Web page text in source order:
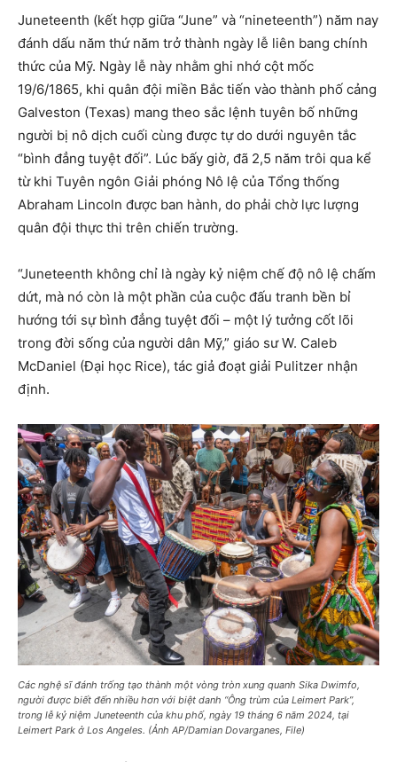
Juneteenth (kết hợp giữa “June” và “nineteenth”) năm nay
đánh dấu năm thứ năm trở thành ngày lễ liên bang chính
thức của Mỹ. Ngày lễ này nhằm ghi nhớ cột mốc
19/6/1865, khi quân đội miền Bắc tiến vào thành phố cảng
Galveston (Texas) mang theo sắc lệnh tuyên bố những
người bị nô dịch cuối cùng được tự do dưới nguyên tắc
“bình đẳng tuyệt đối”. Lúc bấy giờ, đã 2,5 năm trôi qua kể
từ khi Tuyên ngôn Giải phóng Nô lệ của Tổng thống
Abraham Lincoln được ban hành, do phải chờ lực lượng
quân đội thực thi trên chiến trường.
“Juneteenth không chỉ là ngày kỷ niệm chế độ nô lệ chấm
dứt, mà nó còn là một phần của cuộc đấu tranh bền bỉ
hướng tới sự bình đẳng tuyệt đối – một lý tưởng cốt lõi
trong đời sống của người dân Mỹ,” giáo sư W. Caleb
McDaniel (Đại học Rice), tác giả đoạt giải Pulitzer nhận
định.
Các nghệ sĩ đánh trống tạo thành một vòng tròn xung quanh Sika Dwimfo,
người được biết đến nhiều hơn với biệt danh “Ông trùm của Leimert Park”,
trong lễ kỷ niệm Juneteenth của khu phố, ngày 19 tháng 6 năm 2024, tại
Leimert Park ở Los Angeles. (Ảnh AP/Damian Dovarganes, File)